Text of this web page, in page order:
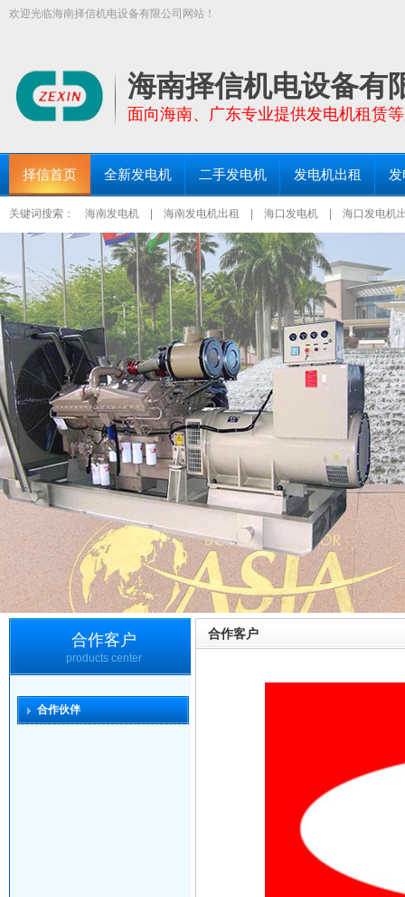
欢迎光临海南择信机电设备有限公司网站！
三亚发电机出租、琼海发电机出租等区域均设有仓库和服务点！
海南择信机电设备有
面向海南、广东专业提供发电机租赁
择信首页 全新发电机 二手发电机 发电机出租
关键词搜索： 海南发电机 海南发电机出租 海口发电机 海口发电机
合作客户
合作客户
products center
合作伙伴